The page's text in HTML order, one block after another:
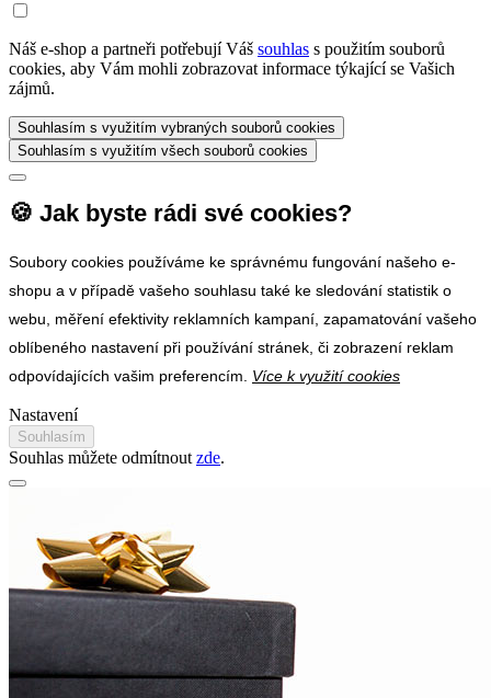
Náš e-shop a partneři potřebují Váš souhlas s použitím souborů
cookies, aby Vám mohli zobrazovat informace týkající se Vašich
zájmů.
Souhlasím s využitím vybraných souborů cookies
Souhlasím s využitím všech souborů cookies
🍪 Jak byste rádi své cookies?
Soubory cookies používáme ke správnému fungování našeho e-
shopu a v případě vašeho souhlasu také ke sledování statistik o
webu, měření efektivity reklamních kampaní, zapamatování vašeho
oblíbeného nastavení při používání stránek, či zobrazení reklam
odpovídajících vašim preferencím. Více k využití cookies
Nastavení
Souhlasím
Souhlas můžete odmítnout zde.